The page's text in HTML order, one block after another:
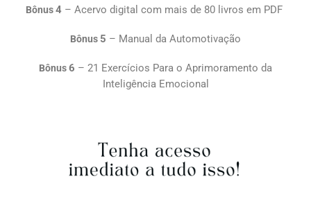
Bônus4 – Acervo digital com mais de 80 livros em PDF
Bônus 5 – Manual da Automotivação
Bônus6 – 21 Exercícios Para o Aprimoramento da
Inteligência Emocional